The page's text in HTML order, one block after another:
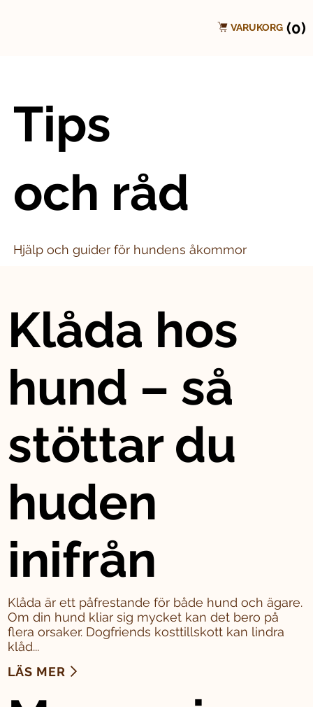
VARUKORG (0)
Tips
och råd
Hjälp och guider för hundens åkommor
Klåda hos
hund – så
stöttar du
huden
inifrån
Klåda är ett påfrestande för både hund och ägare.
Om din hund kliar sig mycket kan det bero på
flera orsaker. Dogfriends kosttillskott kan lindra
klåd...
LÄS MER